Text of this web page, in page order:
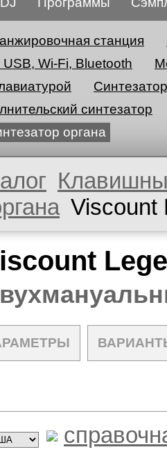
станция
Wi-Fi, Bluetooth
Синтезатор
синтезатор
органа
Viscount